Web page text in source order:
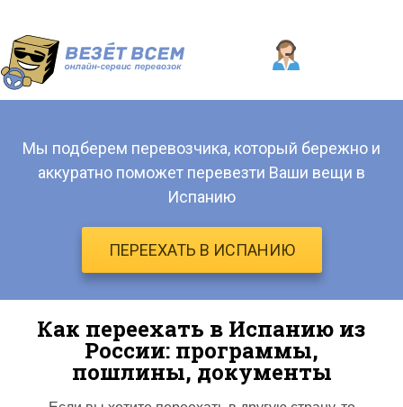
Мы подберем перевозчика, который бережно и
аккуратно поможет перевезти Ваши вещи в
Испанию
ПЕРЕЕХАТЬ В ИСПАНИЮ
Как переехать в Испанию из
России: программы,
пошлины, документы